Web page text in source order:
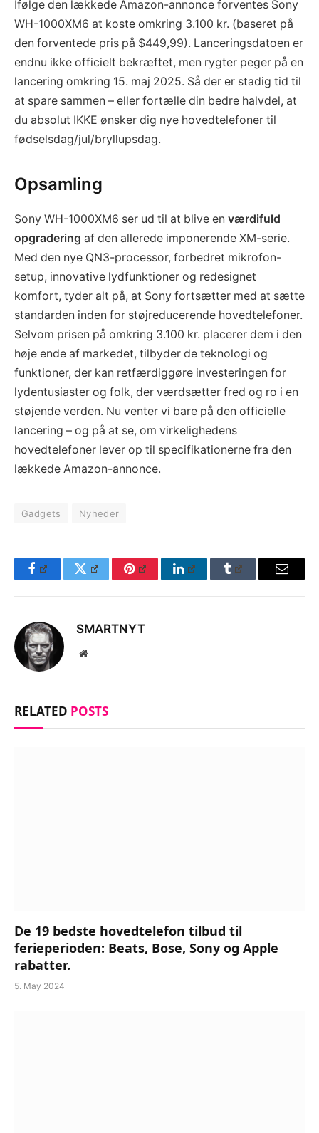
Ifølge den lækkede Amazon-annonce forventes Sony
WH-1000XM6 at koste omkring 3.100 kr. (baseret på
den forventede pris på $449,99). Lanceringsdatoen er
endnu ikke officielt bekræftet, men rygter peger på en
lancering omkring 15. maj 2025. Så der er stadig tid til
at spare sammen – eller fortælle din bedre halvdel, at
du absolut IKKE ønsker dig nye hovedtelefoner til
fødselsdag/jul/bryllupsdag.
Opsamling
Sony WH-1000XM6 ser ud til at blive en værdifuld
opgradering af den allerede imponerende XM-serie.
Med den nye QN3-processor, forbedret mikrofon-
setup, innovative lydfunktioner og redesignet
komfort, tyder alt på, at Sony fortsætter med at sætte
standarden inden for støjreducerende hovedtelefoner.
Selvom prisen på omkring 3.100 kr. placerer dem i den
høje ende af markedet, tilbyder de teknologi og
funktioner, der kan retfærdiggøre investeringen for
lydentusiaster og folk, der værdsætter fred og ro i en
støjende verden. Nu venter vi bare på den officielle
lancering – og på at se, om virkelighedens
hovedtelefoner lever op til specifikationerne fra den
lækkede Amazon-annonce.
Gadgets Nyheder
FacebookTwitter Pinterest LinkedInTumblr Email
SMARTNYT
Website
RELATED POSTS
De 19 bedste hovedtelefon tilbud til
ferieperioden: Beats, Bose, Sony og Apple
rabatter.
5. May 2024